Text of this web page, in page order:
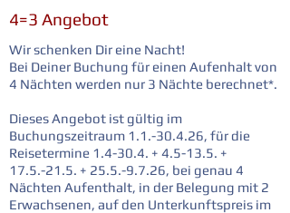
4=3 Angebot
Wir schenken Dir eine Nacht!
Bei Deiner Buchung für einen Aufenhalt von
4 Nächten werden nur 3 Nächte berechnet*.
Dieses Angebot ist gültig im
Buchungszeitraum 1.1.-30.4.26, für die
Reisetermine 1.4-30.4. + 4.5-13.5. +
17.5.-21.5. + 25.5.-9.7.26, bei genau 4
Nächten Aufenthalt, in der Belegung mit 2
Erwachsenen, auf den Unterkunftspreis im